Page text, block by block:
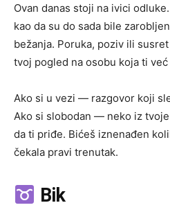
Ovan danas stoji na ivici
kao da su do sada bile
bežanja. Poruka, poziv ili
tvoj pogled na osobu koja ti
Ako si u vezi — razgovor koji
Ako si slobodan — neko iz
da ti priđe. Bićeš iznenađen
čekala pravi trenutak.
Bik